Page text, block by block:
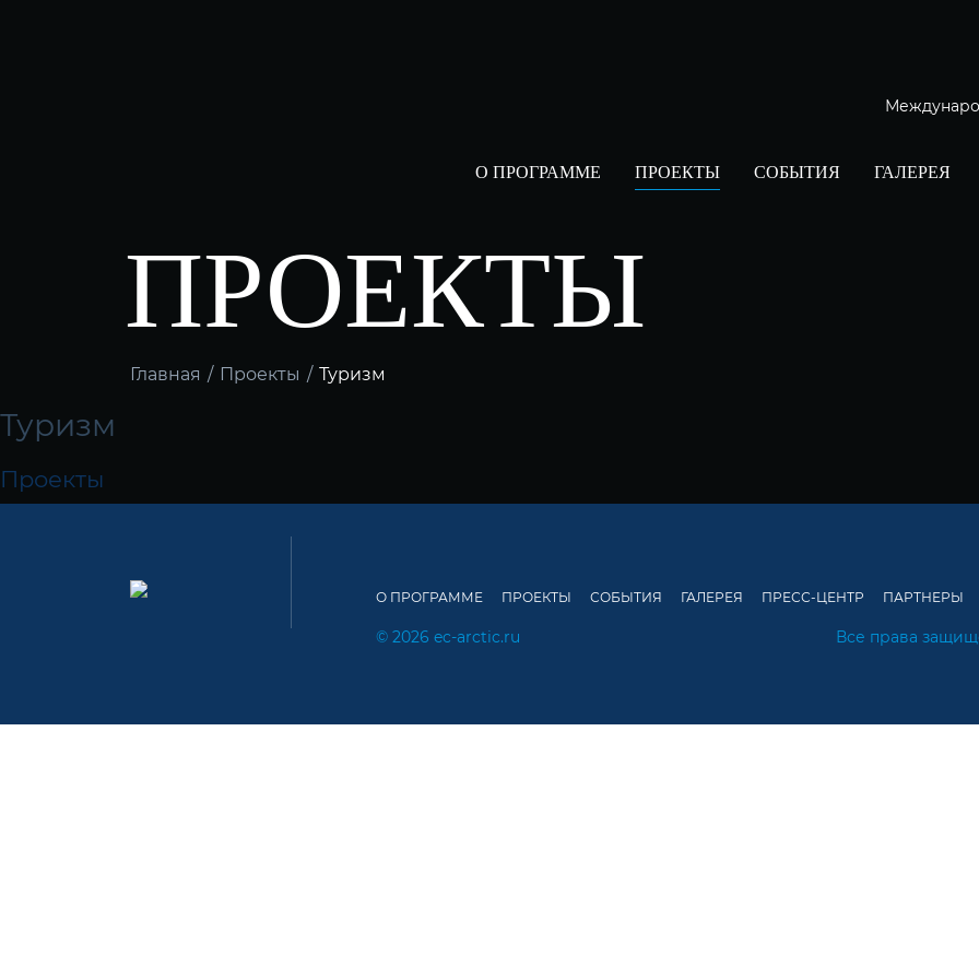
О ПРОГРАММЕ ПРОЕКТЫ СОБЫТИЯ ГАЛЕРЕЯ
ПРОЕКТЫ
Главная / Проекты / Туризм
Туризм
Проекты
О ПРОГРАММЕ ПРОЕКТЫ СОБЫТИЯ ГАЛЕРЕЯ ПРЕСС-ЦЕНТР ПАРТНЕРЫ
© 2026 ec-arctic.ru Все права